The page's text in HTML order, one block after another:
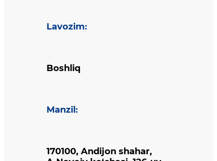
Lavozim:
Boshliq
Manzil :
170100, Andijon shahar,